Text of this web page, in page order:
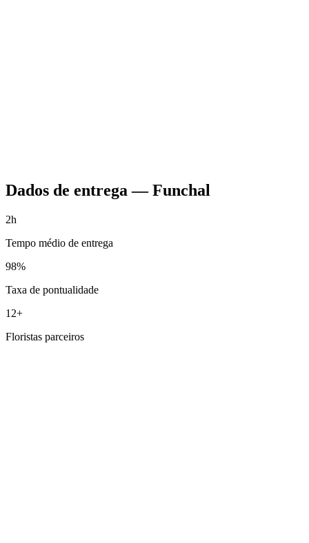
Dados de entrega —Funchal
2h
Tempo médio de entrega
98%
Taxa de pontualidade
12+
Floristas parceiros